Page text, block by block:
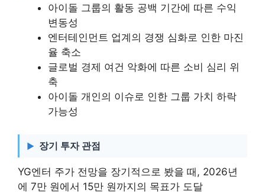
아이돌 그룹의 활동 공백 기간에 따른 수익
변동성
엔터테인먼트 업계의 경쟁 심화로 인한 마진
율 축소
글로벌 경제 여건 악화에 따른 소비 심리 위
축
아이돌 개인의 이슈로 인한 그룹 가치 하락
가능성
장기 투자 관점
YG엔터 주가 전망을 장기적으로 봤을 때, 2026년
에 7만 원에서 15만 원까지의 목표가 도달